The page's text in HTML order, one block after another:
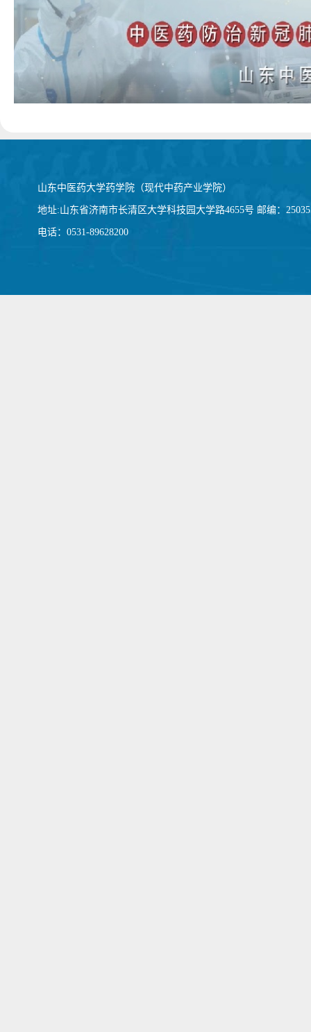
山东中医药大学药学院（现代中药产业学院）
地址:山东省济南市长清区大学科技园大学路4655号 邮编：
电话：0531-89628200